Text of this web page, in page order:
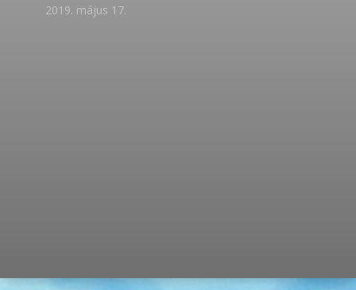
2019. május 17.